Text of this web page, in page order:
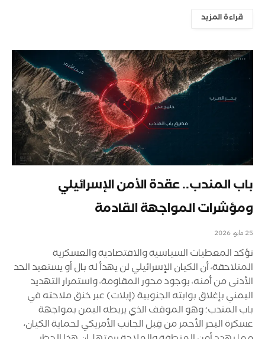
قراءة المزيد
باب المندب.. عقدة الأمن الإسرائيلي
ومؤشرات المواجهة القادمة
25 مايو، 2026
تؤكد المعطيات السياسية والاقتصادية والعسكرية
المتلاحقة، أن الكيان الإسرائيلي لن يهدأ له بال أو يستعيد الحد
الأدنى من أمنه، بوجود محور المقاومة، واستمرار التهديد
اليمني بإغلاق بوابته الجنوبية (إيلات) عبر خنق ملاحته في
باب المندب؛ وهو الموقف الذي يربطه اليمن بمواجهة
عسكرة البحر الأحمر من قِبل الجانب الأمريكي لحماية الكيان،